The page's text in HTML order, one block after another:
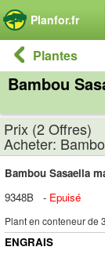
Planfor.fr
Plantes
Bambou
Prix (2 Offres)
Acheter:
Bambou Sasaella
9348B
- Epuisé
Plant en conteneur de
ENGRAIS
Panneau de gestion